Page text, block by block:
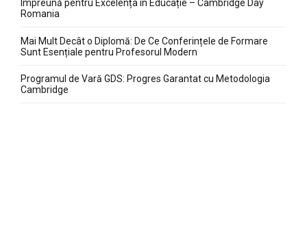
Împreună pentru Excelența în Educație – Cambridge Day
Romania
Mai Mult Decât o Diplomă: De Ce Conferințele de Formare
Sunt Esențiale pentru Profesorul Modern
Programul de Vară GDS: Progres Garantat cu Metodologia
Cambridge